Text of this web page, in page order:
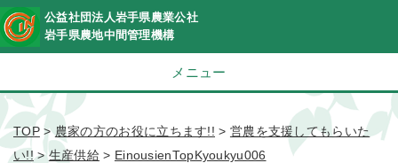
公益社団法人岩手県農業公社
岩手県農地中間管理機構
メニュー
TOP>農家の方のお役に立ちます!! > 営農を支援してもらいた
い!!> 生産供給 > EinousienTopKyoukyu006